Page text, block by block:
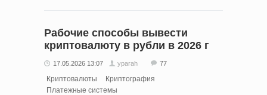
Рабочие способы вывести
криптовалюту в рубли в 2026 г
17.05.2026 13:07 yparah 77
Криптовалюты
Криптография
Платежные системы